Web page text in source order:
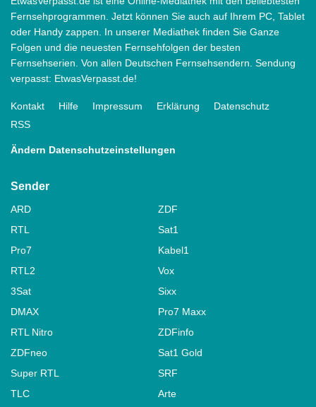
Fernsehprogrammen. Jetzt können Sie auch auf Ihrem PC, Tablet
oder Handy zappen. In unserer Mediathek finden Sie Ganze
Folgen und die neuesten Fernsehfolgen der besten
Fernsehserien. Von allen Deutschen Fernsehsendern. Sendung
verpasst: EtwasVerpasst.de!
Kontakt Hilfe Impressum Erklärung
Datenschutz
RSS
Ändern Datenschutzeinstellungen
Sender
ARD
ZDF
RTL
Sat1
Pro7
Kabel1
RTL2
Vox
3Sat
Sixx
DMAX
Pro7 Maxx
RTL Nitro
ZDFinfo
ZDFneo
Sat1 Gold
Super RTL
SRF
TLC
Arte